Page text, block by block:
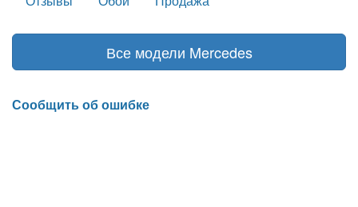
Все модели Mercedes
Сообщить об ошибке